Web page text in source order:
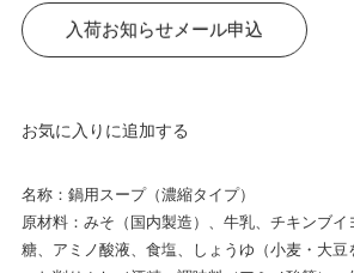
入荷お知らせメール申込
お気に入りに追加する
名称：鍋用スープ（濃縮タイプ）
原材料：みそ（国内製造）、牛乳、チキンブ
糖、アミノ酸液、食塩、しょうゆ（小麦・大